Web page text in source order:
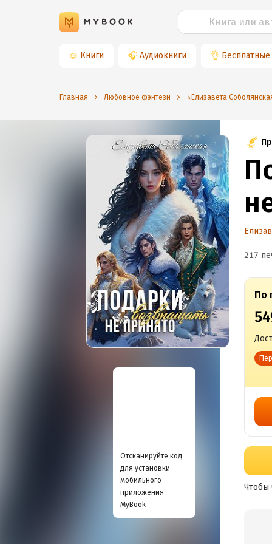
📖 Книги 🎧 Аудиокниги 👌 Бесплатные
Главная Любовное фэнтези ⭐️Елизавета
Отсканируйте код
для установки
мобильного
приложения
MyBook
217
По
Чтобы